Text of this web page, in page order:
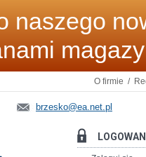
naszego
O firmie /
brzesko@ea.net.pl